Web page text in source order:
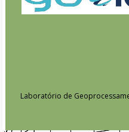
Laboratório de